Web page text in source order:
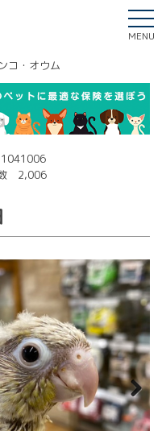
MENU
コ・オウム
2,006
Next